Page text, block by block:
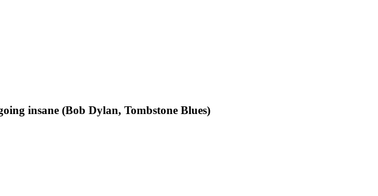
insane (Bob Dylan, Tombstone Blues)